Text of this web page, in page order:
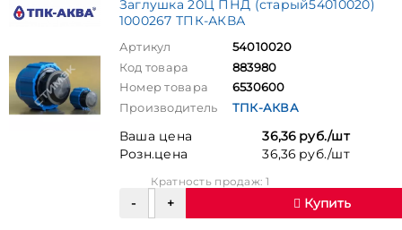
Заглушка 20Ц ПНД (старый54010020)
1000267 ТПК-АКВА
Артикул
54010020
Код товара
883980
Номер товара
6530600
Производитель
ТПК-АКВА
Ваша цена
36,36 руб./шт
Розн.цена
36,36 руб./шт
Кратность продаж: 1
Купить